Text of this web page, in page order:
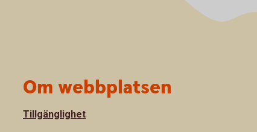
Om webbplatsen
Tillgänglighet